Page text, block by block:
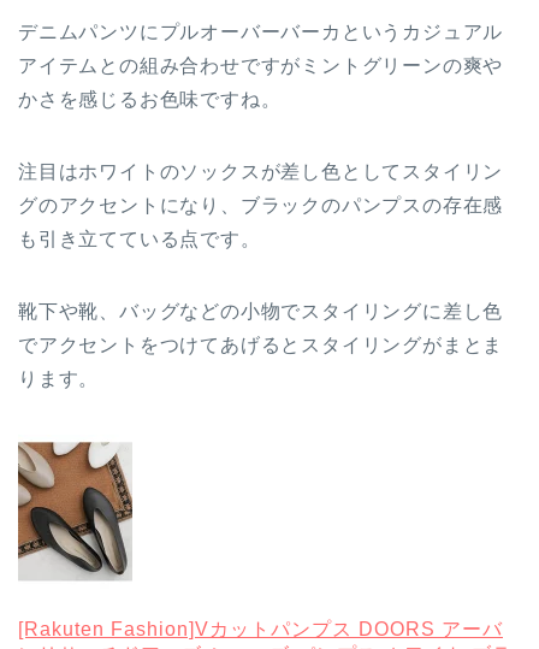
デニムパンツにプルオーバーバーカというカジュアル
アイテムとの組み合わせですがミントグリーンの爽や
かさを感じるお色味ですね。
注目はホワイトのソックスが差し色としてスタイリン
グのアクセントになり、ブラックのパンプスの存在感
も引き立てている点です。
靴下や靴、バッグなどの小物でスタイリングに差し色
でアクセントをつけてあげるとスタイリングがまとま
ります。
[Rakuten Fashion]Vカットパンプス DOORS アーバ